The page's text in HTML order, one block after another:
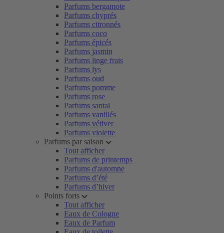
Parfums bergamote
Parfums chyprés
Parfums citronnés
Parfums coco
Parfums épicés
Parfums jasmin
Parfums linge frais
Parfums lys
Parfums oud
Parfums pomme
Parfums rose
Parfums santal
Parfums vanillés
Parfums vétiver
Parfums violette
Parfums par saison
Tout afficher
Parfums de printemps
Parfums d'automne
Parfums d’été
Parfums d’hiver
Points forts
Tout afficher
Eaux de Cologne
Eaux de Parfum